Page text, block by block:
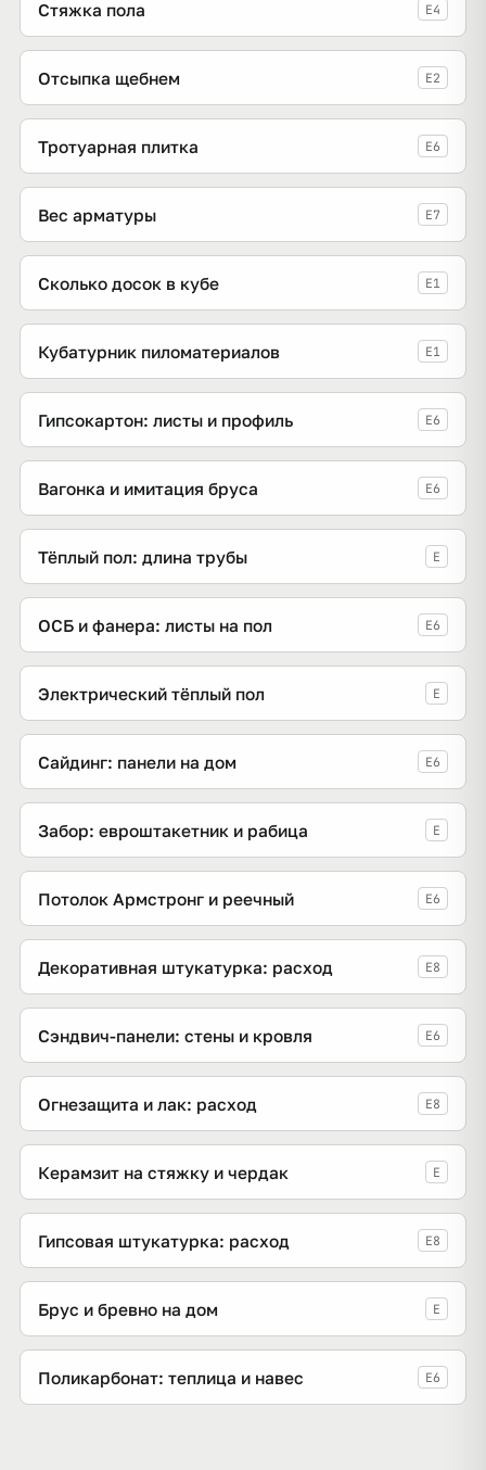
Стяжка пола E4
Отсыпка щебнем E2
Тротуарная плитка E6
Вес арматуры E7
Сколько досок в кубе E1
Кубатурник пиломатериалов E1
Гипсокартон: листы и профиль E6
Вагонка и имитация бруса E6
Тёплый пол: длина трубы E
ОСБ и фанера: листы на пол E6
Электрический тёплый пол E
Сайдинг: панели на дом E6
Забор: евроштакетник и рабица E
Потолок Армстронг и реечный E6
Декоративная штукатурка: расход E8
Сэндвич-панели: стены и кровля E6
Огнезащита и лак: расход E8
Керамзит на стяжку и чердак E
Гипсовая штукатурка: расход E8
Брус и бревно на дом E
Поликарбонат: теплица и навес E6